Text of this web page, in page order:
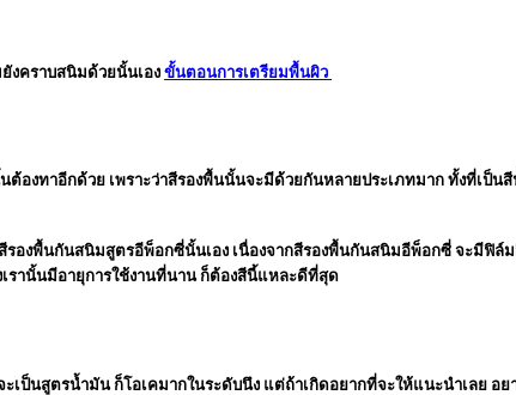
งคราบสนิมด้วยนั้นเอง ขั้นตอนการเตรียมพื้นผิว
งทาอีกด้วย เพราะว่าสีรองพื้นนั้นจะมีด้วยกันหลายประเภทมาก ทั้งที่เป็
องพื้นกันสนิมสูตรอีพ็อกซี่นั้นเอง เนื่องจากสีรองพื้นกันสนิมอีพ็อกซี่ จะมีฟิ
เรานั้นมีอายุการใช้งานที่นาน ก็ต้องสีนี้แหละดีที่สุด
นสูตรน้ำมัน ก็โอเคมากในระดับนึง แต่ถ้าเกิดอยากที่จะให้แนะนำเลย อ